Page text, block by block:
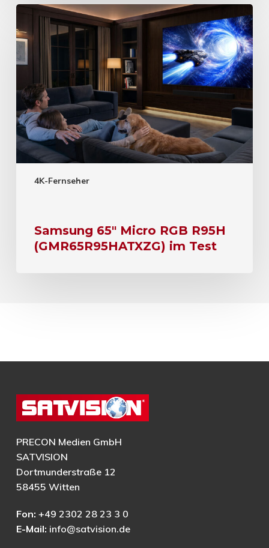
4K-Fernseher
Samsung 65″ Micro RGB R95H
(GMR65R95HATXZG) im Test
PRECON Medien GmbH
SATVISION
Dortmunderstraße 12
58455 Witten
Fon: +49 2302 28 23 3 0
E-Mail: info@satvision.de